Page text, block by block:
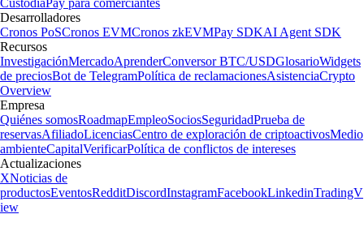
Custodia Pay para comerciantes
Desarrolladores
Cronos PoSCronos EVMCronos zkEVMPay SDKAI Agent SDK
Recursos
InvestigaciónMercadoAprenderConversor BTC/USDGlosarioWidgets
de preciosBot de TelegramPolítica de reclamacionesAsistenciaCrypto
Overview
Empresa
Quiénes somosRoadmapEmpleoSociosSeguridadPrueba de
reservasAfiliadoLicenciasCentro de exploración de criptoactivosMedio
ambienteCapitalVerificarPolítica de conflictos de intereses
Actualizaciones
XNoticias de
productosEventosRedditDiscordInstagramFacebookLinkedinTradingV
iew